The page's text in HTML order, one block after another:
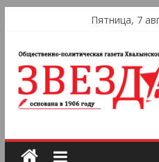
Пятница, 7